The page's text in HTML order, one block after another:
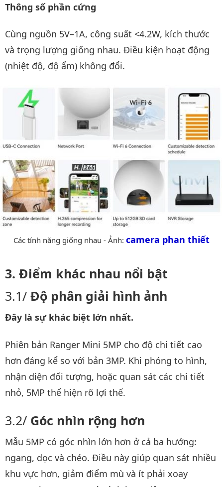
Thông số phần cứng
Cùng nguồn 5V–1A, công suất <4.2W, kích thước
và trọng lượng giống nhau. Điều kiện hoạt động
(nhiệt độ, độ ẩm) không đổi.
Các tính năng giống nhau - Ảnh: camera phan thiết
Điểm khác nhau nổi bật
Độ phân giải hình ảnh
Đây là sự khác biệt lớn nhất.
Phiên bản Ranger Mini 5MP cho độ chi tiết cao
hơn đáng kể so với bản 3MP. Khi phóng to hình,
nhận diện đối tượng, hoặc quan sát các chi tiết
nhỏ, 5MP thể hiện rõ lợi thế.
Góc nhìn rộng hơn
Mẫu 5MP có góc nhìn lớn hơn ở cả ba hướng:
ngang, dọc và chéo. Điều này giúp quan sát nhiều
khu vực hơn, giảm điểm mù và ít phải xoay